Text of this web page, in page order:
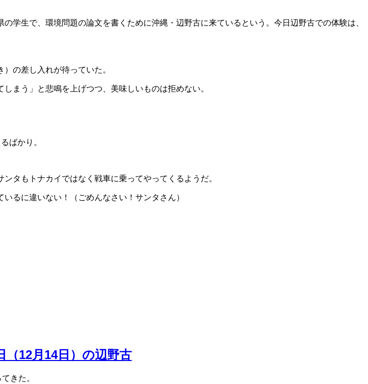
学生で、環境問題の論文を書くために沖縄・辺野古に来ているという。今日辺野古での体験は、
の差し入れが待っていた。
まう」と悲鳴を上げつつ、美味しいものは拒めない。
ばかり。
タもトナカイではなく戦車に乗ってやってくるようだ。
るに違いない！（ごめんなさい！サンタさん）
12月14日）の辺野古
きた。